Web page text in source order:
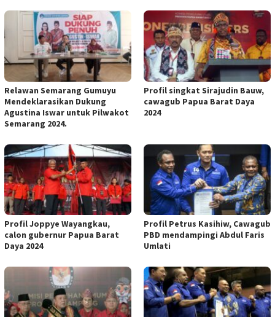
Relawan Semarang Gumuyu
Mendeklarasikan Dukung
Agustina Iswar untuk Pilwakot
Semarang 2024.
Profil singkat Sirajudin Bauw,
cawagub Papua Barat Daya
2024
Profil Joppye Wayangkau,
calon gubernur Papua Barat
Daya 2024
Profil Petrus Kasihiw, Cawagub
PBD mendampingi Abdul Faris
Umlati